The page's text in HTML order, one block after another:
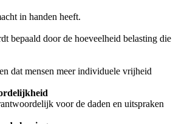
in handen heeft.
bepaald door de hoeveelheid belasting die
dat mensen meer individuele vrijheid
voor de daden en uitspraken